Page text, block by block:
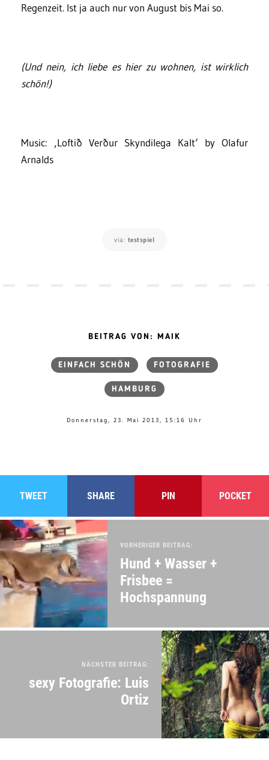
Regenzeit. Ist ja auch nur von August bis Mai so.
(Und nein, ich liebe es hier zu wohnen, ist wirklich
schön!)
Music: ‚Loftið Verður Skyndilega Kalt‘ by Olafur
Arnalds
via: testspiel
BEITRAG VON: MAIK
EINFACH SCHÖN FOTOGRAFIE
HAMBURG
Donnerstag, 23. Mai 2013, 15:16 Uhr
TWEET SHARE PIN POCKET
VORHERIGER BEITRAG:
Hund + Wasser +
Frisbee =
Hochspannung
NÄCHSTER BEITRAG:
sexy Fotografie: Luis
Ortiz